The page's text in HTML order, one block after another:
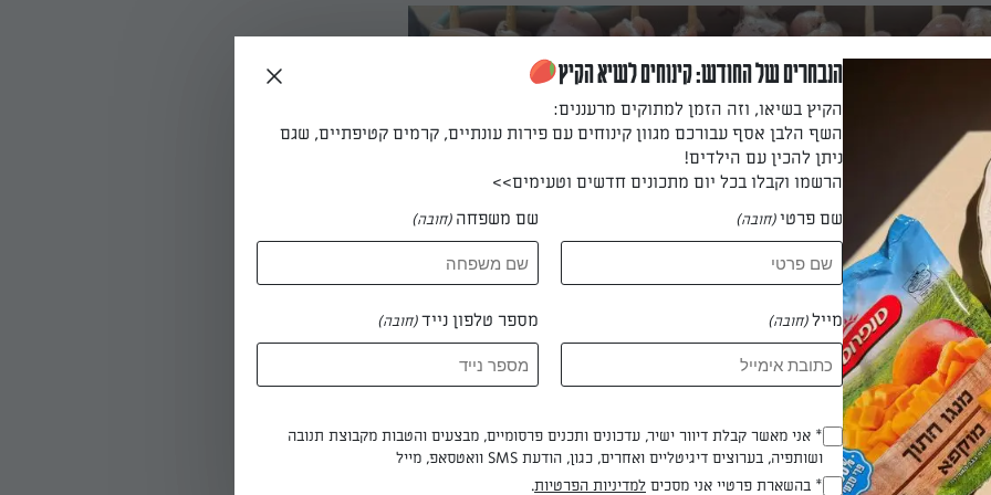
הנבחרים של החודש: קינוחים לשיא הקיץ
הקיץ בשיאו, וזה הזמן למתוקים מרעננים:
השף הלבן אסף עבורכם מגוון קינוחים עם פירות עונתיים, קרמים קטיפתיים, שגם
ניתן להכין עם הילדים!
הרשמו וקבלו בכל יום מתכונים חדשים וטעימים>>
שם פרטי(חובה) שם משפחה (חובה)
מייל(חובה) מספר טלפון נייד(חובה)
Opt_In
(חובה)
* אני מאשר קבלת דיוור ישיר, עדכונים ותכנים פרסומיים, מבצעים והטבות מקבוצת תנובה
ושותפיה, בערוצים דיגיטליים ואחרים, כגון, הודעת SMS וואטסאפ, מייל
RegulationsApproved
* בהשארת פרטיי אני מסכים למדיניות הפרטיות.